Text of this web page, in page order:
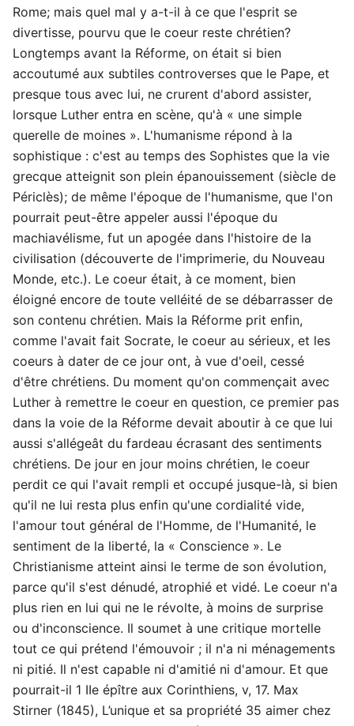
Rome; mais quel mal y a-t-il à ce que l'esprit se
divertisse, pourvu que le coeur reste chrétien?
Longtemps avant la Réforme, on était si bien
accoutumé aux subtiles controverses que le Pape, et
presque tous avec lui, ne crurent d'abord assister,
lorsque Luther entra en scène, qu'à « une simple
querelle de moines ». L'humanisme répond à la
sophistique : c'est au temps des Sophistes que la vie
grecque atteignit son plein épanouissement (siècle de
Périclès); de même l'époque de l'humanisme, que l'on
pourrait peut-être appeler aussi l'époque du
machiavélisme, fut un apogée dans l'histoire de la
civilisation (découverte de l'imprimerie, du Nouveau
Monde, etc.). Le coeur était, à ce moment, bien
éloigné encore de toute velléité de se débarrasser de
son contenu chrétien. Mais la Réforme prit enfin,
comme l'avait fait Socrate, le coeur au sérieux, et les
coeurs à dater de ce jour ont, à vue d'oeil, cessé
d'être chrétiens. Du moment qu'on commençait avec
Luther à remettre le coeur en question, ce premier pas
dans la voie de la Réforme devait aboutir à ce que lui
aussi s'allégeât du fardeau écrasant des sentiments
chrétiens. De jour en jour moins chrétien, le coeur
perdit ce qui l'avait rempli et occupé jusque-là, si bien
qu'il ne lui resta plus enfin qu'une cordialité vide,
l'amour tout général de l'Homme, de l'Humanité, le
sentiment de la liberté, la « Conscience ». Le
Christianisme atteint ainsi le terme de son évolution,
parce qu'il s'est dénudé, atrophié et vidé. Le coeur n'a
plus rien en lui qui ne le révolte, à moins de surprise
ou d'inconscience. Il soumet à une critique mortelle
tout ce qui prétend l'émouvoir ; il n'a ni ménagements
ni pitié. Il n'est capable ni d'amitié ni d'amour. Et que
pourrait-il 1 IIe épître aux Corinthiens, v, 17. Max
Stirner (1845), L’unique et sa propriété 35 aimer chez